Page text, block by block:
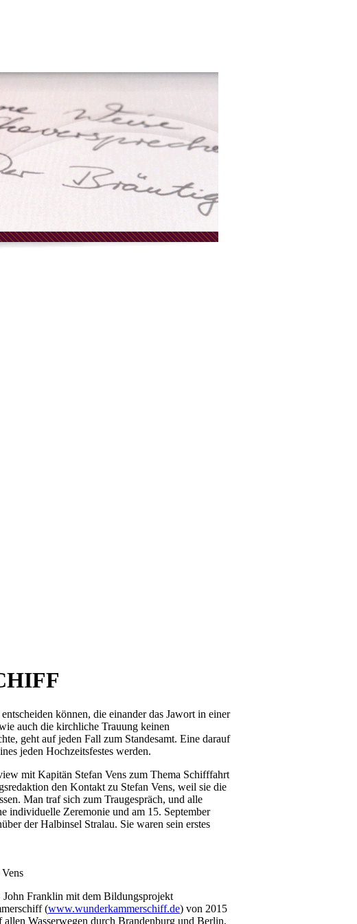
können, die einander das Jawort in einer
auch die kirchliche Trauung keinen
geht auf jeden Fall zum Standesamt. Eine darauf
jeden Hochzeitsfestes werden.
mit Kapitän Stefan Vens zum Thema Schifffahrt
den Kontakt zu Stefan Vens, weil sie die
Man traf sich zum Traugespräch, und alle
individuelle Zeremonie und am 15. September
der Halbinsel Stralau. Sie waren sein erstes
Franklin mit dem Bildungsprojekt
(www.wunderkammerschiff.de) von 2015
allen Wasserwegen durch Brandenburg und Berlin,